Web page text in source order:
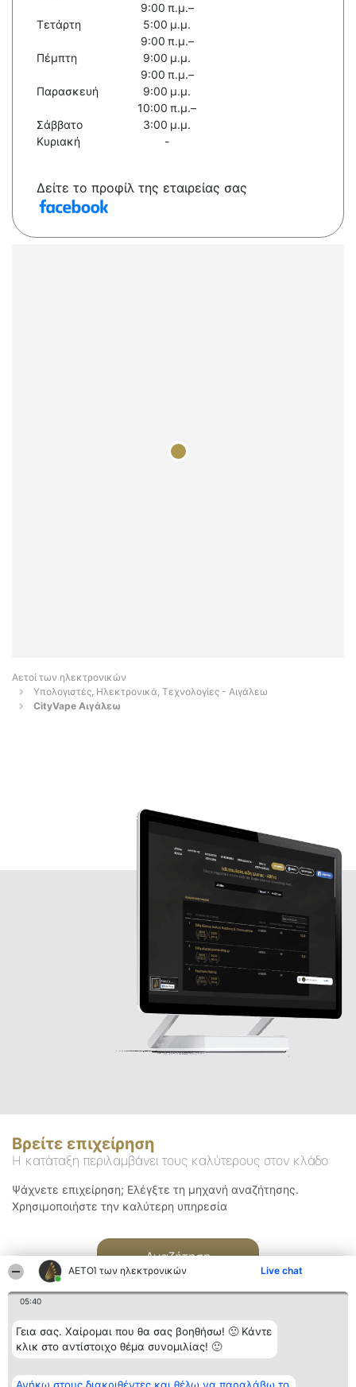
ΑΕΤΟΊ των ηλεκτρονικών Live chat
05:40
Γεια σας. Χαίρομαι που θα σας βοηθήσω! 🙂 Κάντε
κλικ στο αντίστοιχο θέμα συνομιλίας! 🙂
Τετάρτη
9:00 π.μ.–
5:00 μ.μ.
Πέμπτη
9:00 π.μ.–
9:00 μ.μ.
Παρασκευή
9:00 π.μ.–
9:00 μ.μ.
Σάββατο
10:00 π.μ.–
3:00 μ.μ.
Κυριακή
-
Δείτε το προφίλ της εταιρείας σας
Αετοί των ηλεκτρονικών
Υπολογιστές, Ηλεκτρονικά, Τεχνολογίες - Αιγάλεω
CityVape Αιγάλεω
Βρείτε επιχείρηση
Η κατάταξη περιλαμβάνει τους καλύτερους στον κλάδο
Ψάχνετε επιχείρηση; Ελέγξτε τη μηχανή αναζήτησης.
Χρησιμοποιήστε την καλύτερη υπηρεσία
Αναζήτηση
Διοργανωτής της
κατάταξης
Κατάταξη
Διακριθέντες
Επικοινωνία
Επικοινωνία